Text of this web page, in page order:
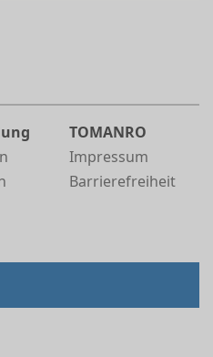
TOMANRO
Impressum
Barrierefreiheit